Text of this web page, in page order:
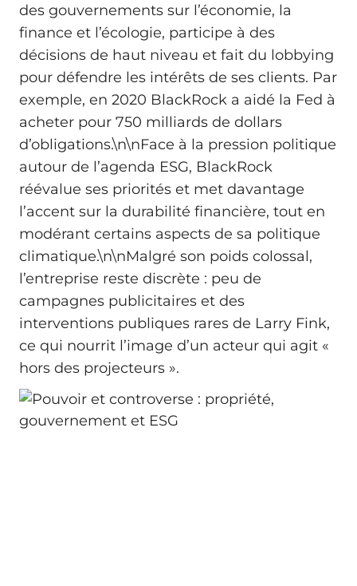
des gouvernements sur l’économie, la
finance et l’écologie, participe à des
décisions de haut niveau et fait du lobbying
pour défendre les intérêts de ses clients. Par
exemple, en 2020 BlackRock a aidé la Fed à
acheter pour 750 milliards de dollars
d’obligations.\n\nFace à la pression politique
autour de l’agenda ESG, BlackRock
réévalue ses priorités et met davantage
l’accent sur la durabilité financière, tout en
modérant certains aspects de sa politique
climatique.\n\nMalgré son poids colossal,
l’entreprise reste discrète : peu de
campagnes publicitaires et des
interventions publiques rares de Larry Fink,
ce qui nourrit l’image d’un acteur qui agit «
hors des projecteurs ».